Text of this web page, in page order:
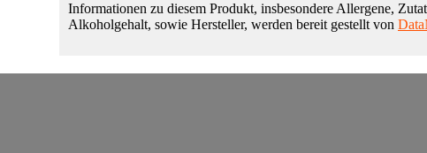
Informationen zu diesem Produkt, insbesondere Allergene,
Alkoholgehalt, sowie Hersteller, werden bereit gestellt von